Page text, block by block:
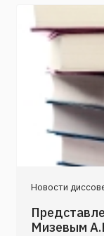
Новости
Мизевым